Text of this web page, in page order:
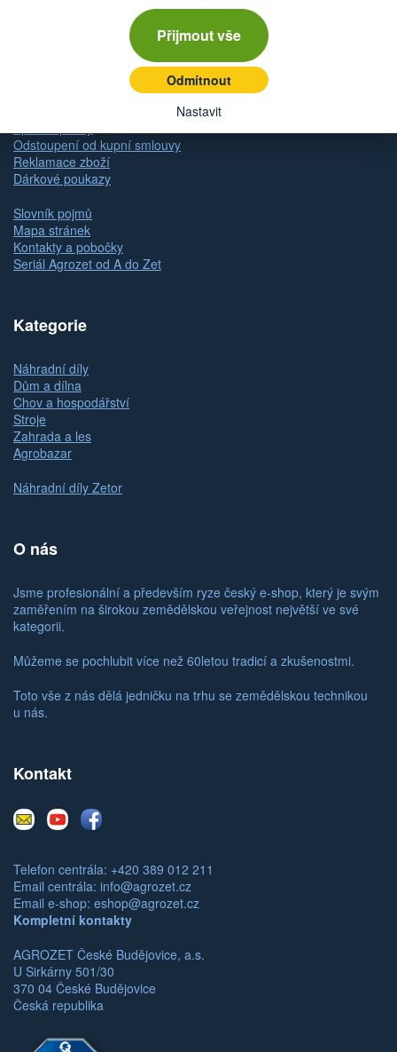
Přijmout vše
Odmítnout
Nastavit
Zásady ochrany osobních údajů (GDPR)
Odstoupení od kupní smlouvy
Reklamace zboží
Dárkové poukazy
Slovník pojmů
Mapa stránek
Kontakty a pobočky
Seriál Agrozet od A do Zet
Kategorie
Náhradní díly
Dům a dílna
Chov a hospodářství
Stroje
Zahrada a les
Agrobazar
Náhradní díly Zetor
O nás
Jsme profesionální a především ryze český e-shop, který je svým
zaměřením na širokou zemědělskou veřejnost největší ve své
kategorii.
Můžeme se pochlubit více než 60letou tradicí a zkušenostmi.
Toto vše z nás dělá jedničku na trhu se zemědělskou technikou
u nás.
Kontakt
E-
mail
YoutubeFacebook
Telefon centrála: +420 389 012 211
Email centrála: info@agrozet.cz
Email e-shop: eshop@agrozet.cz
Kompletní kontakty
AGROZET České Budějovice, a.s.
U Sirkárny 501/30
370 04 České Budějovice
Česká republika